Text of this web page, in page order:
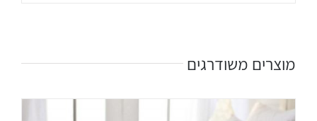
מוצרים משודרגים